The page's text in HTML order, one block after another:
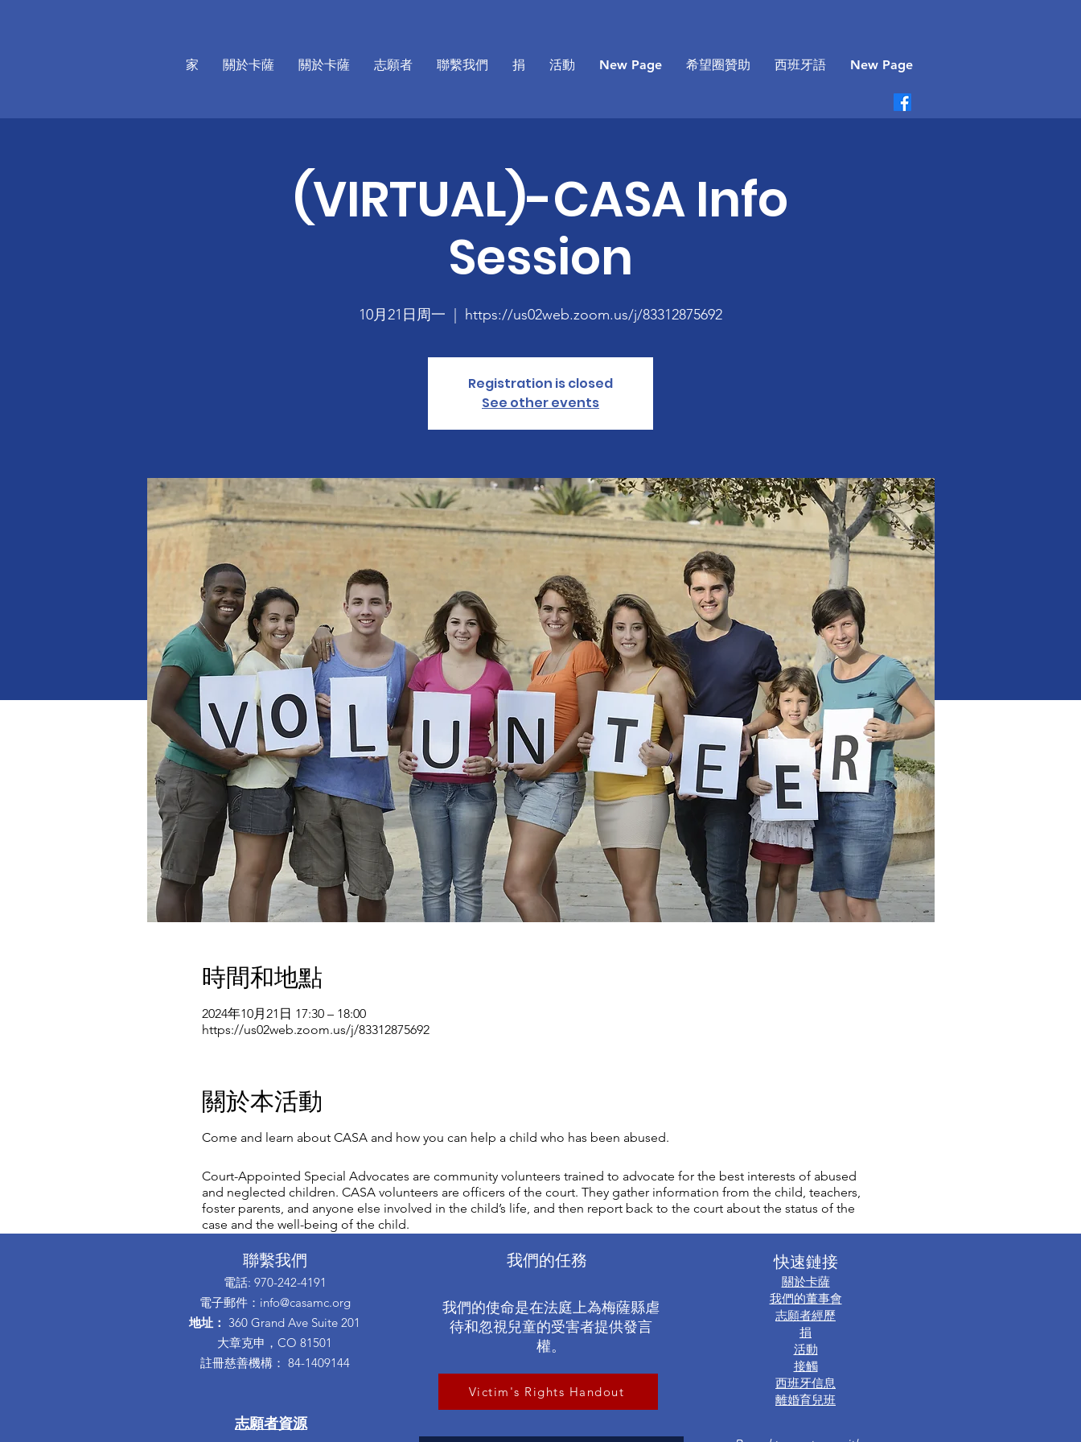
家 關於卡薩 關於卡薩 志願者 聯繫我們 捐 活動 New Page 希望圈贊助 西班牙語 New Page
(VIRTUAL)-CASA Info
Session
10月21日周一 https://us02web.zoom.us/j/83312875692
Registration is closed
See other events
時間和地點
2024年10月21日 17:30 – 18:00
https://us02web.zoom.us/j/83312875692
關於本活動
Come and learn about CASA and how you can help a child who has been abused.
Court-Appointed Special Advocates are community volunteers trained to advocate for the best interests of abused
and neglected children. CASA volunteers are officers of the court. They gather information from the child, teachers,
foster parents, and anyone else involved in the child’s life, and then report back to the court about the status of the
case and the well-being of the child.
聯繫我們
電話: 970-242-4191
電子郵件： info@casamc.org
地址： 360 Grand Ave Suite 201
大章克申，CO 81501
註冊慈善機構： 84-1409144
志願者資源
我們的任務
我們的使命是在法庭上為梅薩縣虐
待和忽視兒童的受害者提供發言
權。
Victim's Rights Handout
快速鏈接
關於卡薩
我們的董事會
志願者經歷
捐
活動
接觸
西班牙信息
離婚育兒班